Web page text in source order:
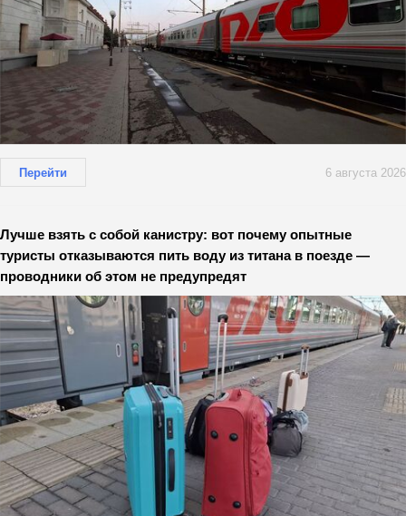
Перейти 6 августа 2026
Лучше взять с собой канистру: вот почему опытные
туристы отказываются пить воду из титана в поезде —
проводники об этом не предупредят